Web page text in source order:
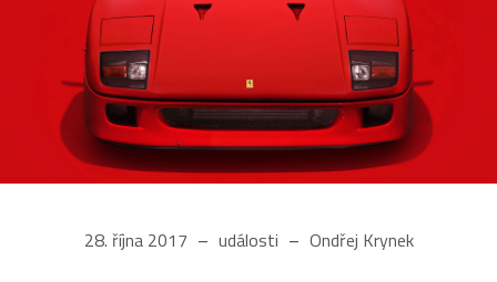
28. října 2017 události Ondřej Krynek